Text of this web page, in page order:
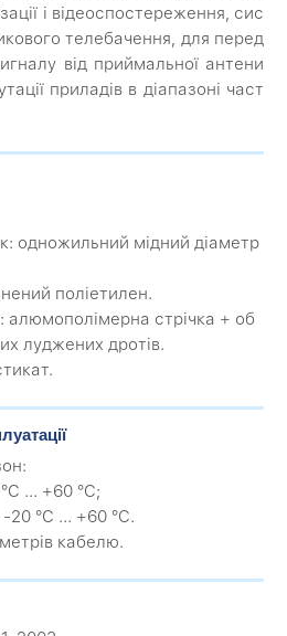
і відеоспостереження, сис
телебачення, для перед
від приймальної антени
приладів в діапазоні част
одножильний мідний діаметр
поліетилен.
алюмополімерна стрічка + об
луджених дротів.
... +60 °C;
20 °C ... +60 °C.
кабелю.